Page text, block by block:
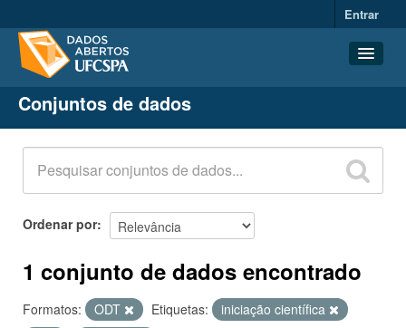
Entrar
Conjuntos de dados
Organizações
Grupos
Sobre
Conjuntos de dados
Ordenar por
1 conjunto de dados encontrado
Formatos: ODT Etiquetas:
iniciação científica